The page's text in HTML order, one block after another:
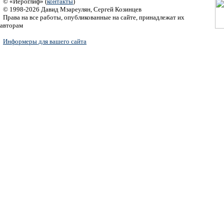
© 1998-2026 Давид Мзареулян, Сергей Козинцев
Права на все работы, опубликованные на сайте, принадлежат их
авторам
Информеры для вашего сайта